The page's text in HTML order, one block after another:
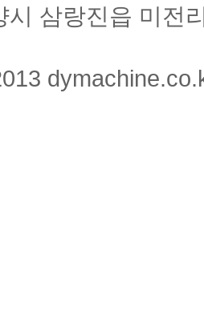
시 삼랑진읍 미전